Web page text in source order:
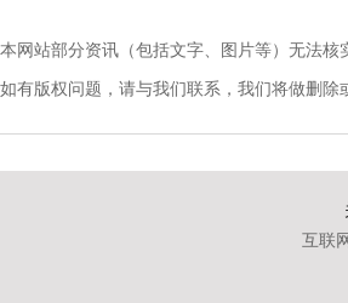
本网站部分资讯（包括文字、图片等）无法核
如有版权问题，请与我们联系，我们将做删除
互联